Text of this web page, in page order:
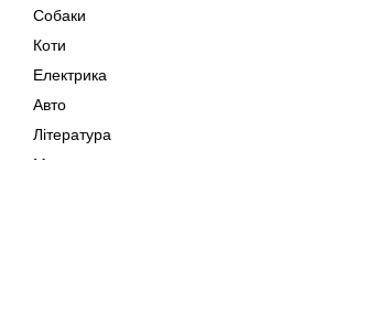
Собаки
Коти
Електрика
Авто
Література
Музика